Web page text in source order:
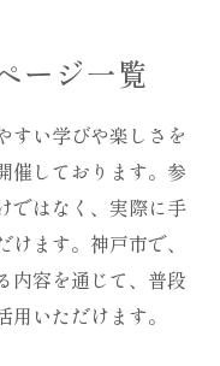
ージ一覧
すい学びや楽しさを
催しております。参
ではなく、実際に手
ます。神戸市で、
内容を通じて、普段
いただけます。